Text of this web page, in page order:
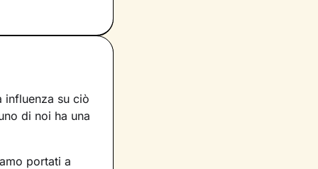
influenza su ciò
di noi ha una
portati a